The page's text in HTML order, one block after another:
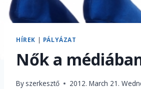
HÍREK | PÁLYÁZAT
Nők a
By szerkesztő 2012. March 21.